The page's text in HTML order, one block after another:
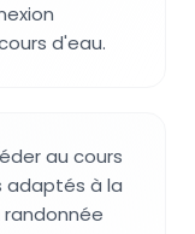
d'eau.
au cours
adaptés à la